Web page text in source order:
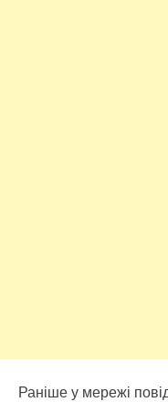
Раніше у мережі